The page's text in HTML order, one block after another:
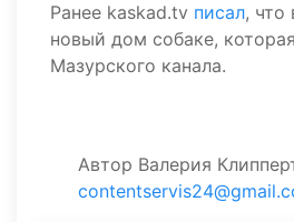
Ранее kaskad.tv писал,
новый дом собаке,
Мазурского канала.
Автор Валерия